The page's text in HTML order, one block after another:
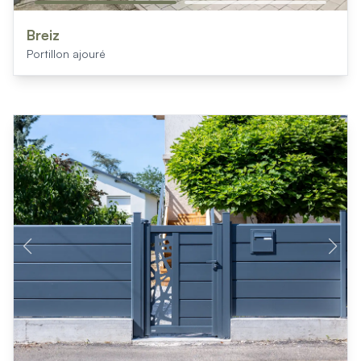
Breiz
Portillon ajouré